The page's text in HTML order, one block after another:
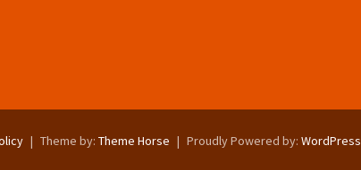
Theme by: Theme Horse Proudly Powered by: WordPress